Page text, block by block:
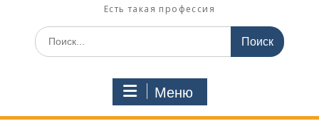
Есть такая профессия
Поиск
по:
Меню